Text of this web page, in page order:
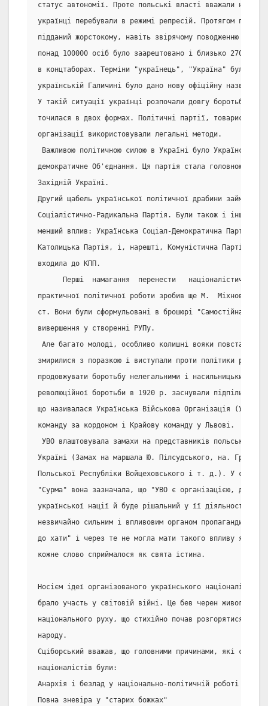
статус автономії. Проте польські власті вважали не
українці перебували в режимі репресій. Протягом
підданий жорстокому, навіть звірячому поводженню з
понад 100000 осіб було заарештовано і близько 27000
в концтаборах. Терміни "українець", "Україна" були
українській Галичині було дано нову офіційну назву:
У такій ситуації українці розпочали довгу боротьбу за
точилася в двох формах. Політичні партії, товариства,
організації використовували легальні методи.
Важливою політичною силою в Україні було Українське
демократичне Об'єднання. Ця партія стала головною
Західній Україні.
Другий щабель української політичної драбини займала
Соціалістично-Радикальна Партія. Були також і інші
менший вплив: Українська Соціал-Демократична Партія,
Католицька Партія, і, нарешті, Комуністична Партія
входила до КПП.
Перші  намагання  перенести   націоналістичну
практичної політичної роботи зробив ще М.
ст. Вони були сформульовані в брошюрі "Самостійна
вивершення у створенні РУПу.
Але багато молоді, особливо колишні вояки
змирилися з поразкою і виступали проти політики
продовжувати боротьбу нелегальними і насильницькими
революційної боротьби в 1920 р. заснували підпільну
що називалася Українська Військова Організація (УВО).
команду за кордоном і Крайову команду у Львові.
УВО влаштовувала замахи на представників польської
Україні (Замах на маршала Ю. Пілсудського, на.
Польської Республіки Войцеховського і т. д.). У своєму
"Сурма" вона зазначала, що "УВО є організацією, для
української нації й буде рішальний у її діяльності…".
незвичайно сильним і впливовим органом пропаганди.
до хати" і через те не могла мати такого впливу як
кожне слово сприймалося як свята істина.
Носієм ідеї організованого українського націоналізму
брало участь у світовій війні. Це бев черен живого
національного руху, що стихійно почав розгорятися в
народу.
Сціборський вважав, що головними причинами, які
націоналістів були:
Анархія і безлад у національно-політичній роботі
Повна зневіра у "старих божках"